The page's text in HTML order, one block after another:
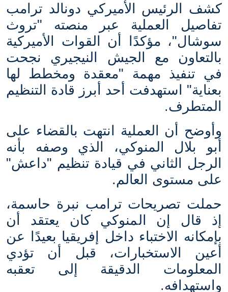
كشف الرئيس الأميركي دونالد ترامب
تفاصيل العملية عبر منصته "تروث
سوشال"، مؤكدًا أن القوات الأميركية
بالتعاون مع الجيش النيجيري نجحت
في تنفيذ مهمة "معقدة ومخطط لها
بعناية" استهدفت أحد أبرز قادة التنظيم
المتطرف.
وأوضح أن العملية انتهت بالقضاء على
أبو بلال المنوكي، الذي وصفه بأنه
الرجل الثاني في قيادة تنظيم "داعش"
على مستوى العالم.
حملت تصريحات ترامب نبرة حاسمة،
إذ قال إن المنوكي كان يعتقد أن
بإمكانه الاختباء داخل إفريقيا بعيدًا عن
أعين الاستخبارات، قبل أن تؤدي
المعلومات الدقيقة إلى تعقبه
واستهدافه.